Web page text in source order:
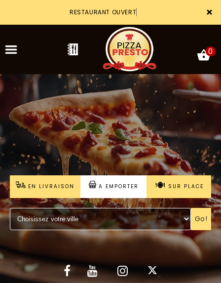
×
RESTAURANT OUVERT
ACCUEIL
LA CARTE
VOTRE COMPTE
NOTRE RESTAURANT
MENTIONS LÉGALES
C.G.V
0
EN LIVRAISON A EMPORTER SUR PLACE
Go!